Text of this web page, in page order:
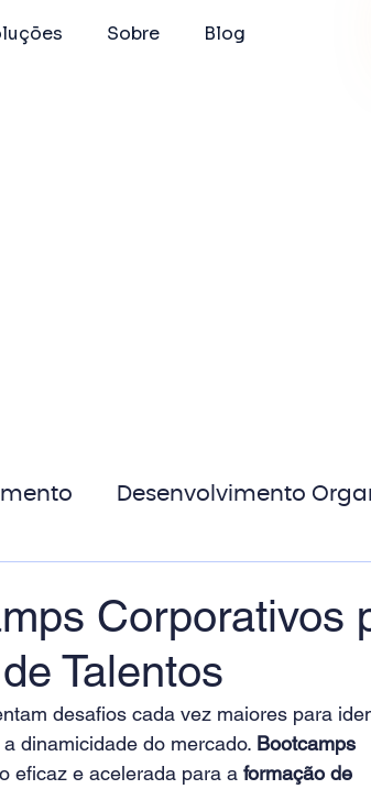
Sobre Blog
Desenvolvimento
Corporativo
Corporativos
Talentos
desafios cada vez maiores para
dinamicidade do mercado. Bootcamps
eficaz e acelerada para a formação de